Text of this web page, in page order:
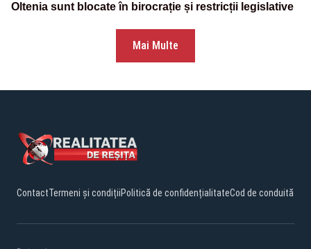
Oltenia sunt blocate în birocrație și restricții legislative
Mai Multe
ContactTermeni și condițiiPolitică de confidențialitateCod de conduită